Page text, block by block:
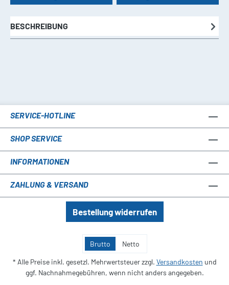
BESCHREIBUNG
SERVICE-HOTLINE
SHOP SERVICE
INFORMATIONEN
ZAHLUNG & VERSAND
Bestellung widerrufen
Brutto Netto
* Alle Preise inkl. gesetzl. Mehrwertsteuer zzgl. Versandkosten und
ggf. Nachnahmegebühren, wenn nicht anders angegeben.